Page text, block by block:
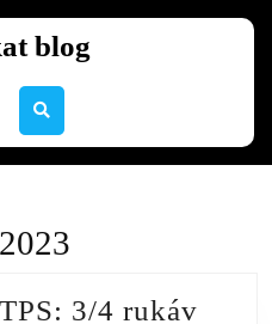
blog
3/4 rukáv